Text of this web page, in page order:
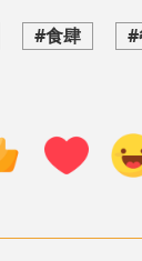
#食肆 #